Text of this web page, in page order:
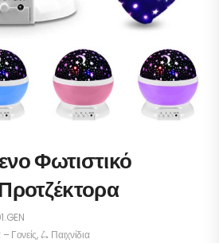
Φωτιστικό
Γονείς,🛴 Παιχνίδια